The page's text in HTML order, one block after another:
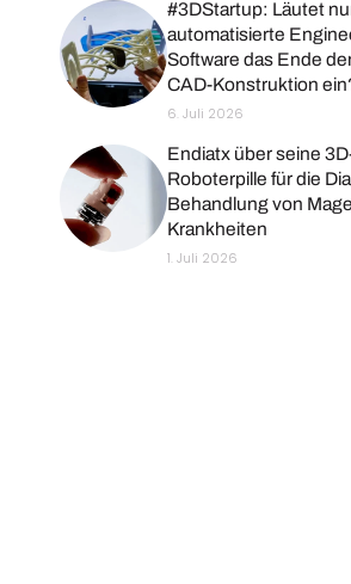
#3DStartup: Läutet
automatisierte
Software das Ende
CAD-Konstruktion
6. Juli 2026
Endiatx über seine
Roboterpille für die
Behandlung von
Krankheiten
1. Juli 2026